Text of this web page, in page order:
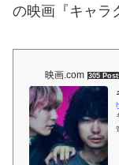
の映画『キャラ
映画.com 305